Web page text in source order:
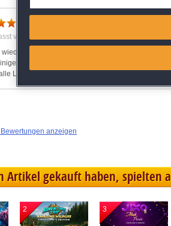
von Anonym am 13.11.2019 um 13:05
wieder ein Teil der Reihe, der richtig gut ist! Das
aus den vorhergehenden Spielen erklärt :-) .
Liebhaber der Reihe ein Muss!
anzeigen
Artikel gekauft haben, spielten
2 3